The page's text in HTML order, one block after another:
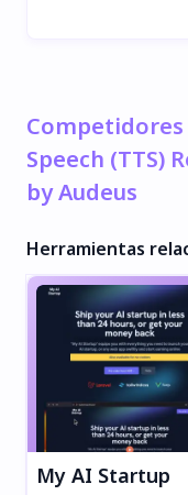
Speech (TTS)
by Audeus
Herramientas
My AI Startup